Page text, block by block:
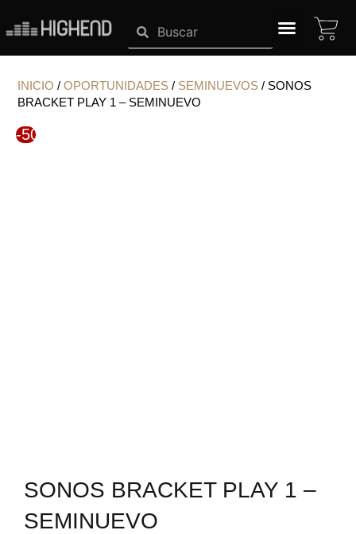
contenido
INICIO / OPORTUNIDADES / SEMINUEVOS / SONOS
BRACKET PLAY 1 – SEMINUEVO
-50%
SONOS BRACKET PLAY 1 –
SEMINUEVO